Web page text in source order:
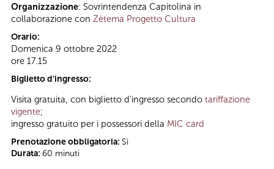
Organizzazione: Sovrintendenza Capitolina in
collaborazione con Zètema Progetto Cultura
Orario:
Domenica 9 ottobre 2022
ore 17.15
Biglietto d'ingresso:
Visita gratuita, con biglietto d'ingresso secondo tariffazione
vigente;
ingresso gratuito per i possessori della MIC card
Prenotazione obbligatoria: Sì
Durata: 60 minuti